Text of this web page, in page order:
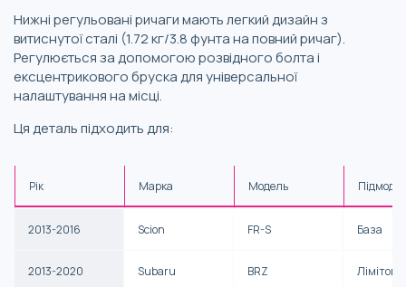
Нижні регульовані ричаги мають легкий дизайн з
витиснутої сталі (1.72 кг/3.8 фунта на повний ричаг).
Регулюється за допомогою розвідного болта і
ексцентрикового бруска для універсальної
налаштування на місці.
Ця деталь підходить для:
Рік Марка Модель
2013-2016 Scion FR-S База
2013-2020 Subaru BRZ